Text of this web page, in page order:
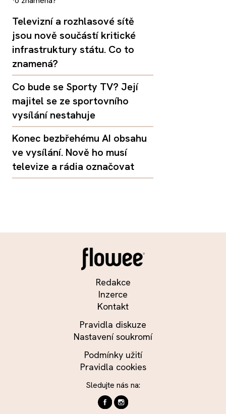
Televizní a rozhlasové sítě
jsou nově součástí kritické
infrastruktury státu. Co to
znamená?
Co bude se Sporty TV? Její
majitel se ze sportovního
vysílání nestahuje
Konec bezbřehému AI obsahu
ve vysílání. Nově ho musí
televize a rádia označovat
Redakce
Inzerce
Kontakt
Pravidla diskuze
Nastavení soukromí
Podmínky užití
Pravidla cookies
Sledujte nás na: